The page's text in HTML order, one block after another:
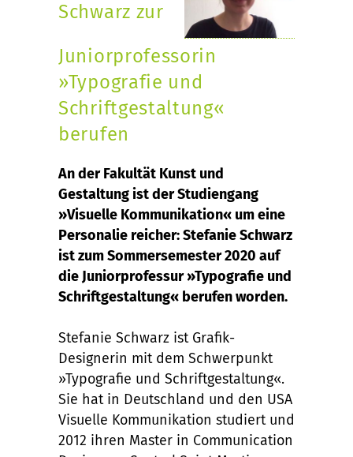
Schwarz zur
Juniorprofessorin
»Typografie und
Schriftgestaltung«
berufen
An der Fakultät Kunst und
Gestaltung ist der Studiengang
»Visuelle Kommunikation« um eine
Personalie reicher: Stefanie Schwarz
ist zum Sommersemester 2020 auf
die Juniorprofessur »Typografie und
Schriftgestaltung« berufen worden.
Stefanie Schwarz ist Grafik-
Designerin mit dem Schwerpunkt
»Typografie und Schriftgestaltung«.
Sie hat in Deutschland und den USA
Visuelle Kommunikation studiert und
2012 ihren Master in Communication